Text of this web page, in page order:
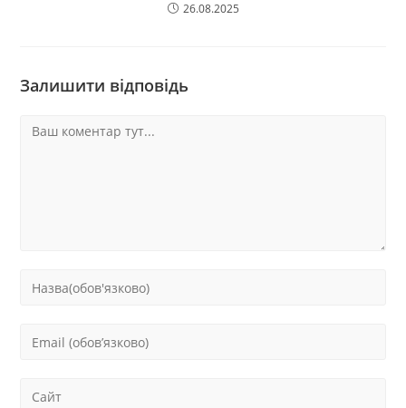
26.08.2025
Залишити відповідь